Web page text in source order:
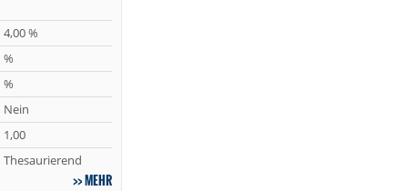
4,00 %
%
%
Nein
1,00
Thesaurierend
MEHR